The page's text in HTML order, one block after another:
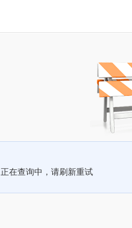
正在查询中，请刷新重试